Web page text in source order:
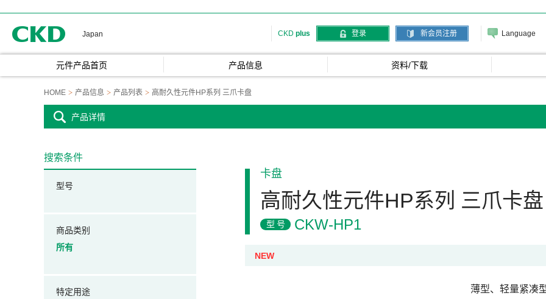
Japan CKD plus 登录 新会员注册 Language
元件产品首页 产品信息 资料/下载
HOME 产品信息 产品列表 高耐久性元件HP系列 三爪卡盘
产品详情
卡盘
高耐久性元件HP系列 三爪卡盘
型号 CKW-HP1
NEW
薄型、轻量紧凑
搜索条件
型号
商品类别
所有
特定用途